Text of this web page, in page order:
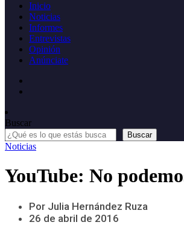
Inicio
Noticias
Informes
Entrevistas
Opinión
Anúnciate
Buscar
Buscar
Noticias
YouTube: No
Por Julia Hernández Ruza
26 de abril de 2016